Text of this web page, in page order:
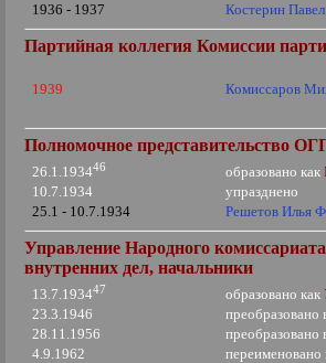
1936 - 1937 Костерин
Партийная коллегия Комиссии
1939 Комиссаров
Полномочное представительство
26.1.193446 образовано как
10.7.1934
упразднено
25.1 - 10.7.1934
Решетов Илья
Управление Народного
внутренних дел, начальники
13.7.193447 образовано как
23.3.1946
преобразовано
28.11.1956
преобразовано
4.9.1962